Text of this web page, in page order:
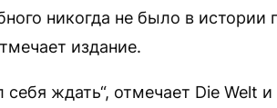
никогда не было в истории
издание.
ждать“, отмечает Die Welt и